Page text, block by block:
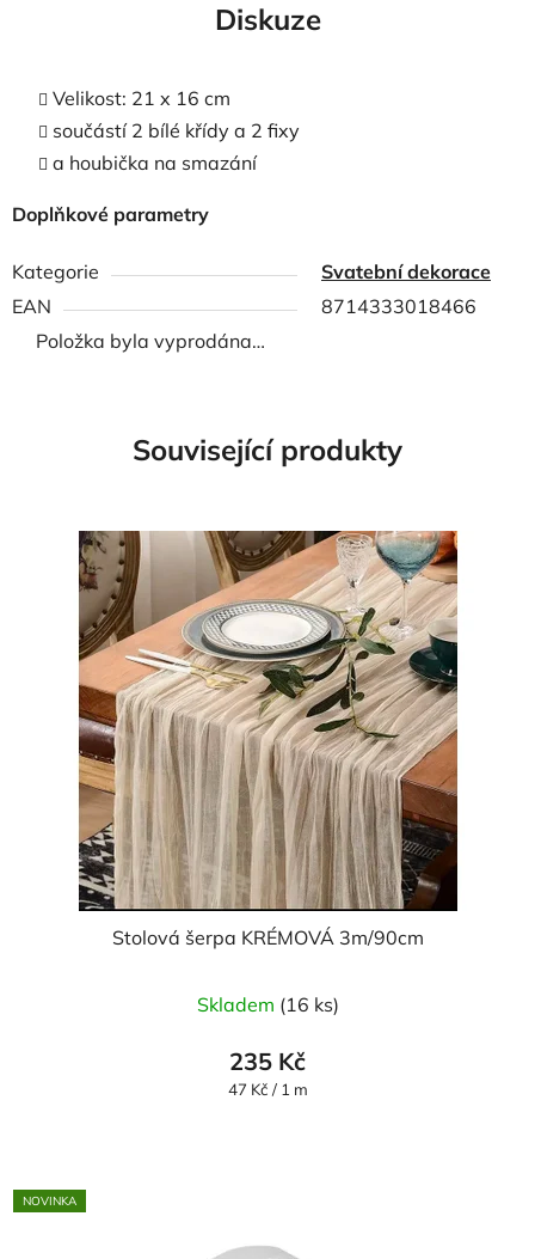
Diskuze
Velikost: 21 x 16 cm
součástí 2 bílé křídy a 2 fixy
a houbička na smazání
Doplňkové parametry
Kategorie
Svatební dekorace
EAN
8714333018466
Položka byla vyprodána…
Související produkty
Stolová šerpa KRÉMOVÁ 3m/90cm
Skladem (16 ks)
235 Kč
Měrná
47 Kč / 1 m
NOVINKA